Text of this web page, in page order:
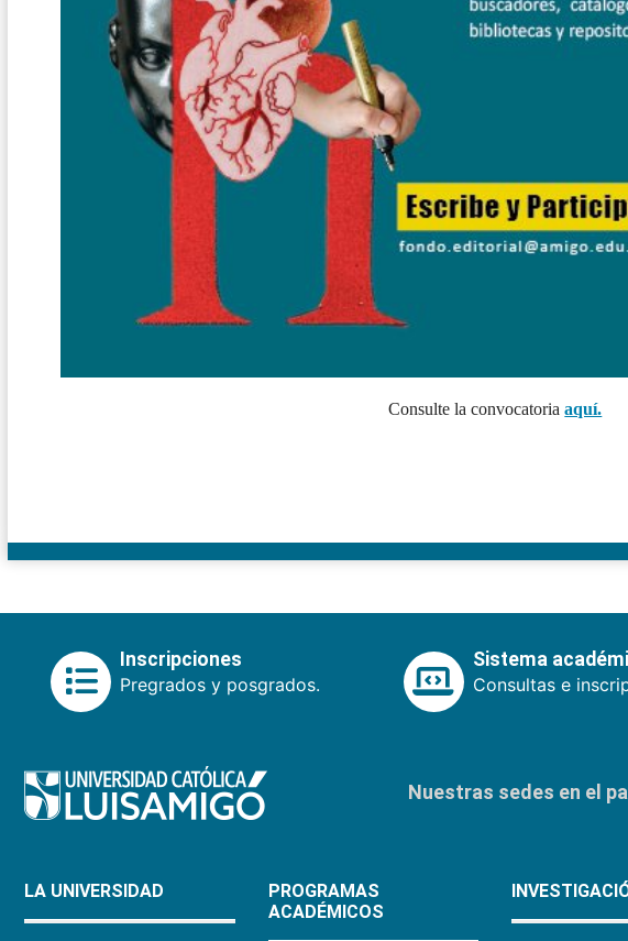
Consulte la convocatoriaaquí.
Inscripciones
Pregrados y posgrados.
Sistema
Consultas e
Nuestras sedes en el
LA UNIVERSIDAD
PROGRAMAS
ACADÉMICOS